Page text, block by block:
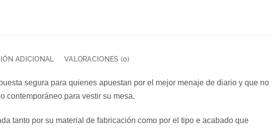
ADICIONAL VALORACIONES (0)
segura para quienes apuestan por el mejor menaje de diario y que no
contemporáneo para vestir su mesa.
tanto por su material de fabricación como por el tipo e acabado que